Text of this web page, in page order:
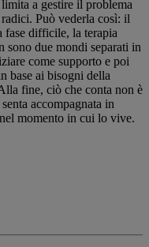
a gestire il problema
Può vederla così: il
fase difficile, la terapia
sono due mondi separati in
come supporto e poi
base ai bisogni della
fine, ciò che conta non è
accompagnata in
momento in cui lo vive.